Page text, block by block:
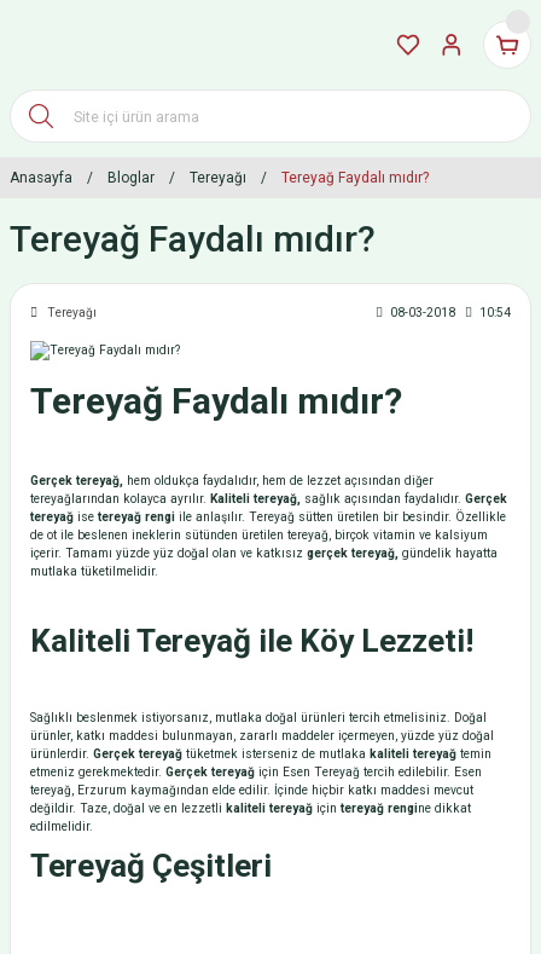
Anasayfa Bloglar Tereyağı Tereyağ Faydalı mıdır?
Tereyağ Faydalı mıdır?
Tereyağı 08-03-2018 10:54
Tereyağ Faydalı mıdır?
Gerçek tereyağ, hem oldukça faydalıdır, hem de lezzet açısından diğer
tereyağlarından kolayca ayrılır. Kaliteli tereyağ, sağlık açısından faydalıdır. Gerçek
tereyağ ise tereyağ rengi ile anlaşılır. Tereyağ sütten üretilen bir besindir. Özellikle
de ot ile beslenen ineklerin sütünden üretilen tereyağ, birçok vitamin ve kalsiyum
içerir. Tamamı yüzde yüz doğal olan ve katkısız gerçek tereyağ, gündelik hayatta
mutlaka tüketilmelidir.
Kaliteli Tereyağ ile Köy Lezzeti!
Sağlıklı beslenmek istiyorsanız, mutlaka doğal ürünleri tercih etmelisiniz. Doğal
ürünler, katkı maddesi bulunmayan, zararlı maddeler içermeyen, yüzde yüz doğal
ürünlerdir. Gerçek tereyağ tüketmek isterseniz de mutlaka kaliteli tereyağ temin
etmeniz gerekmektedir. Gerçek tereyağ için Esen Tereyağ tercih edilebilir. Esen
tereyağ, Erzurum kaymağından elde edilir. İçinde hiçbir katkı maddesi mevcut
değildir. Taze, doğal ve en lezzetli kaliteli tereyağ için tereyağ rengine dikkat
edilmelidir.
Tereyağ Çeşitleri